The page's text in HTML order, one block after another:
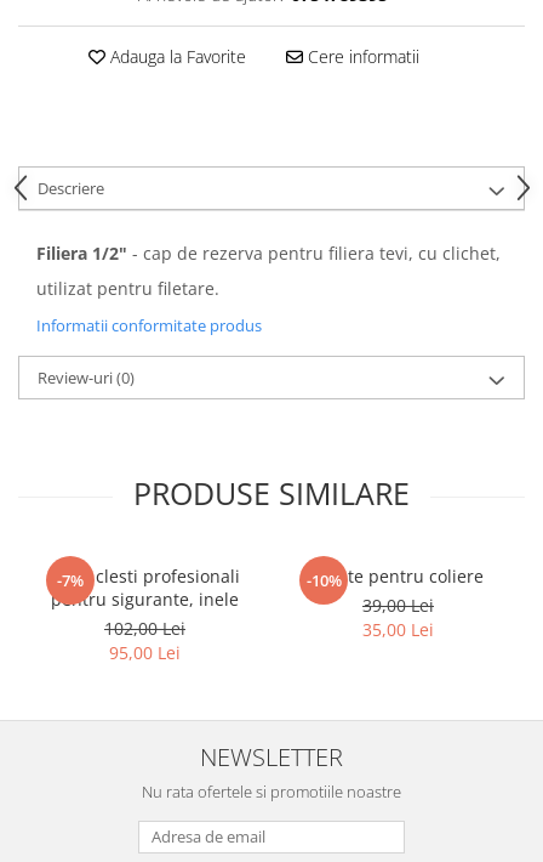
Adauga la Favorite Cere informatii
Descriere
Filiera 1/2" - cap de rezerva pentru filiera tevi, cu clichet,
utilizat pentru filetare.
Informatii conformitate produs
Review-uri(0)
PRODUSE SIMILARE
-7%
Set 4 clesti profesionali
pentru sigurante, inele
102,00 Lei
95,00 Lei
-10%
Cleste pentru coliere
39,00 Lei
35,00 Lei
NEWSLETTER
Nu rata ofertele si promotiile noastre